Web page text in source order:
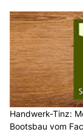
Handwerk-Tinz:
Bootsbau vom